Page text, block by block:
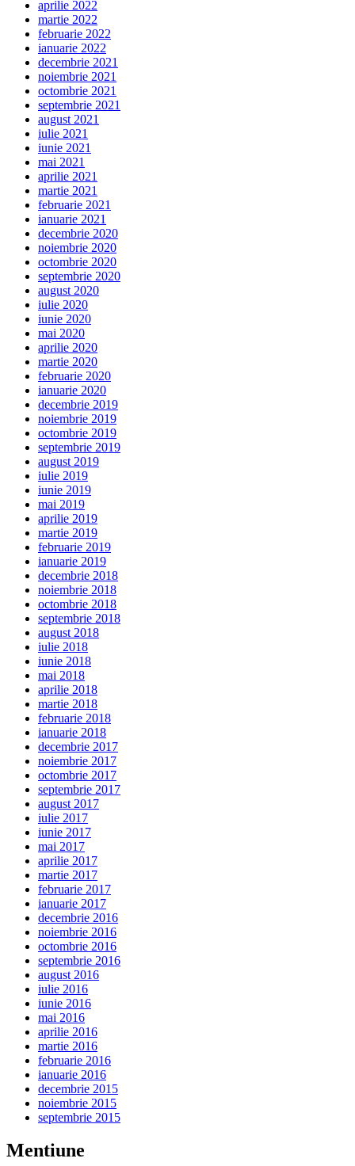
aprilie 2022
martie 2022
februarie 2022
ianuarie 2022
decembrie 2021
noiembrie 2021
octombrie 2021
septembrie 2021
august 2021
iulie 2021
iunie 2021
mai 2021
aprilie 2021
martie 2021
februarie 2021
ianuarie 2021
decembrie 2020
noiembrie 2020
octombrie 2020
septembrie 2020
august 2020
iulie 2020
iunie 2020
mai 2020
aprilie 2020
martie 2020
februarie 2020
ianuarie 2020
decembrie 2019
noiembrie 2019
octombrie 2019
septembrie 2019
august 2019
iulie 2019
iunie 2019
mai 2019
aprilie 2019
martie 2019
februarie 2019
ianuarie 2019
decembrie 2018
noiembrie 2018
octombrie 2018
septembrie 2018
august 2018
iulie 2018
iunie 2018
mai 2018
aprilie 2018
martie 2018
februarie 2018
ianuarie 2018
decembrie 2017
noiembrie 2017
octombrie 2017
septembrie 2017
august 2017
iulie 2017
iunie 2017
mai 2017
aprilie 2017
martie 2017
februarie 2017
ianuarie 2017
decembrie 2016
noiembrie 2016
octombrie 2016
septembrie 2016
august 2016
iulie 2016
iunie 2016
mai 2016
aprilie 2016
martie 2016
februarie 2016
ianuarie 2016
decembrie 2015
noiembrie 2015
septembrie 2015
Mentiune